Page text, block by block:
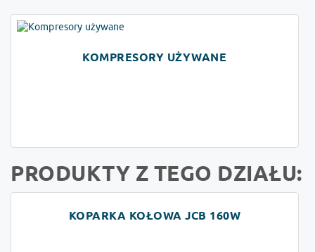
KOMPRESORY UŻYWANE
PRODUKTY Z TEGO DZIAŁU:
KOPARKA KOŁOWA JCB 160W